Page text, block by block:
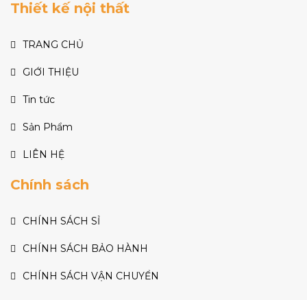
Thiết kế nội thất
TRANG CHỦ
GIỚI THIỆU
Tin tức
Sản Phẩm
LIÊN HỆ
Chính sách
CHÍNH SÁCH SỈ
CHÍNH SÁCH BẢO HÀNH
CHÍNH SÁCH VẬN CHUYỂN